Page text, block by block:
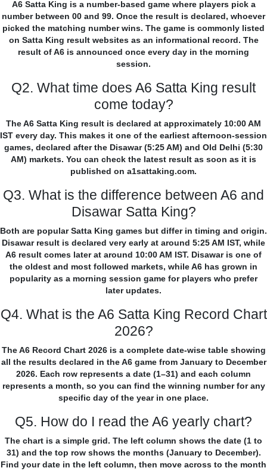
A6 Satta King is a number-based game where players pick a
number between 00 and 99. Once the result is declared, whoever
picked the matching number wins. The game is commonly listed
on Satta King result websites as an informational record. The
result of A6 is announced once every day in the morning
session.
Q2. What time does A6 Satta King result
come today?
The A6 Satta King result is declared at approximately 10:00 AM
IST every day. This makes it one of the earliest afternoon-session
games, declared after the Disawar (5:25 AM) and Old Delhi (5:30
AM) markets. You can check the latest result as soon as it is
published on a1sattaking.com.
Q3. What is the difference between A6 and
Disawar Satta King?
Both are popular Satta King games but differ in timing and origin.
Disawar result is declared very early at around 5:25 AM IST, while
A6 result comes later at around 10:00 AM IST. Disawar is one of
the oldest and most followed markets, while A6 has grown in
popularity as a morning session game for players who prefer
later updates.
Q4. What is the A6 Satta King Record Chart
2026?
The A6 Record Chart 2026 is a complete date-wise table showing
all the results declared in the A6 game from January to December
2026. Each row represents a date (1–31) and each column
represents a month, so you can find the winning number for any
specific day of the year in one place.
Q5. How do I read the A6 yearly chart?
The chart is a simple grid. The left column shows the date (1 to
31) and the top row shows the months (January to December).
Find your date in the left column, then move across to the month